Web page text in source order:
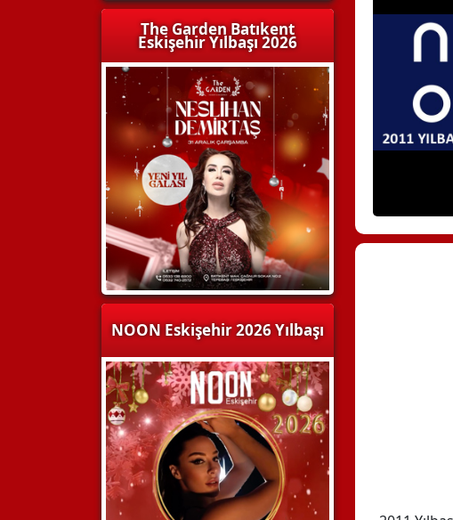
The Garden Batıkent
Eskişehir Yılbaşı 2026
NOON Eskişehir 2026 Yılbaşı